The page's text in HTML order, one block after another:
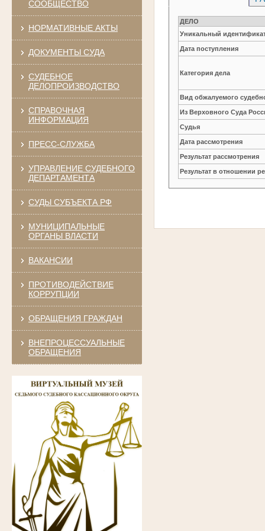
СООБЩЕСТВО
НОРМАТИВНЫЕ АКТЫ
ДОКУМЕНТЫ СУДА
СУДЕБНОЕ
ДЕЛОПРОИЗВОДСТВО
СПРАВОЧНАЯ
ИНФОРМАЦИЯ
ПРЕСС-СЛУЖБА
УПРАВЛЕНИЕ СУДЕБНОГО
ДЕПАРТАМЕНТА
СУДЫ СУБЪЕКТА РФ
МУНИЦИПАЛЬНЫЕ
ОРГАНЫ ВЛАСТИ
ВАКАНСИИ
ПРОТИВОДЕЙСТВИЕ
КОРРУПЦИИ
ОБРАЩЕНИЯ ГРАЖДАН
ВНЕПРОЦЕССУАЛЬНЫЕ
ОБРАЩЕНИЯ
ДЕЛО
Уникальный
Дата поступления
Категория дела
Вид обжалуемого
Из Верховного Суда
Судья
Дата рассмотрения
Результат рассмотрения
Результат в отношении